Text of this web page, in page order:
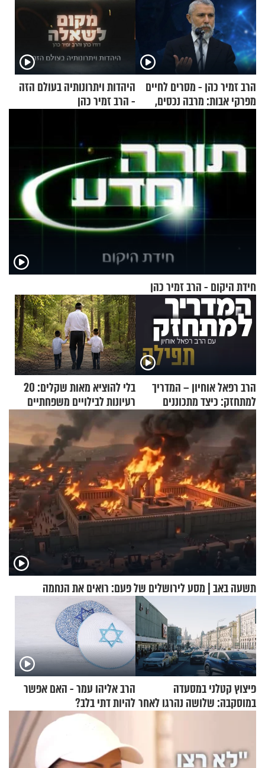
הרב זמיר כהן - מסרים לחיים
מפרקי אבות: מרבה נכסים,
היהדות ויתרונותיה בעולם הזה
- הרב זמיר כהן
חידת היקום - הרב זמיר כהן
הרב רפאל אוחיון – המדריך
למתחזק: כיצד מתכוננים
לתפילה?
בלי להוציא מאות שקלים: 20
רעיונות לבילויים משפחתיים
כמעט בחינם
תשעה באב | מסע לירושלים של פעם: רואים את הנחמה
פיצוץ קטלני במסעדה
במוסקבה: שלושה נהרגו לאחר
שמטען שנשאה אישה התפוצץ
הרב אליהו עמר - האם אפשר
להיות דתי בלב?